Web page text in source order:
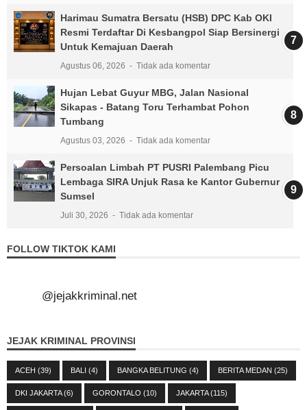
Harimau Sumatra Bersatu (HSB) DPC Kab OKI
Resmi Terdaftar Di Kesbangpol Siap Bersinergi
Untuk Kemajuan Daerah
Agustus 06, 2026 Tidak ada komentar
Hujan Lebat Guyur MBG, Jalan Nasional
Sikapas - Batang Toru Terhambat Pohon
Tumbang
Agustus 03, 2026 Tidak ada komentar
Persoalan Limbah PT PUSRI Palembang Picu
Lembaga SIRA Unjuk Rasa ke Kantor Gubernur
Sumsel
Juli 30, 2026 Tidak ada komentar
FOLLOW TIKTOK KAMI
@jejakkriminal.net
JEJAK KRIMINAL PROVINSI
ACEH (39) BALI (4) BANGKA BELITUNG (4) BERITA MEDAN (25)
DKI JAKARTA(6) GORONTALO (10) JAKARTA(115)